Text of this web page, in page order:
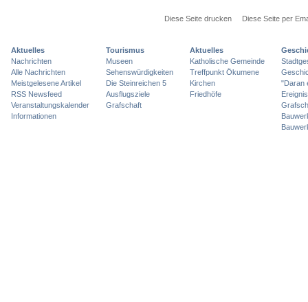
Diese Seite drucken Diese Seite per
Aktuelles
Nachrichten
Alle Nachrichten
Meistgelesene Artikel
RSS Newsfeed
Veranstaltungskalender
Informationen
Tourismus
Museen
Sehenswürdigkeiten
Die Steinreichen 5
Ausflugsziele
Grafschaft
Aktuelles
Katholische Gemeinde
Treffpunkt Ökumene
Kirchen
Friedhöfe
"Daran